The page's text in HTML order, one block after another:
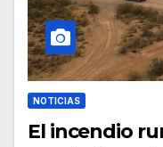
NOTICIAS
El incendio